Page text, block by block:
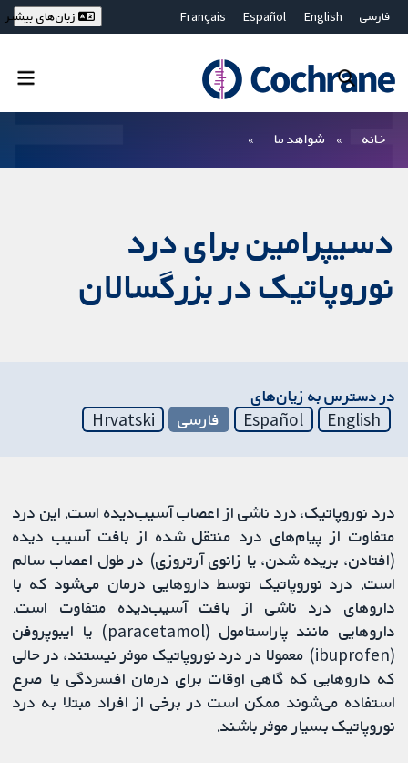
فارسی English
Español
Français
Bahasa Malaysia
ไทย
繁體中文
زبان‌های بیشتر
خانه شواهد ما
دسیپرامین برای درد
نوروپاتیک در بزرگسالان
در دسترس به زیان‌های
English
Español فارسی Hrvatski
درد نوروپاتیک، درد ناشی از اعصاب آسیب‌دیده است. این درد
متفاوت از پیام‌های درد منتقل شده از بافت آسیب دیده
(افتادن، بریده شدن، یا زانوی آرتروزی) در طول اعصاب سالم
است. درد نوروپاتیک توسط داروهایی درمان می‌شود که با
داروهای درد ناشی از بافت آسیب‌دیده متفاوت است.
داروهایی مانند پاراستامول (paracetamol) یا ایبوپروفن
(ibuprofen) معمولا در درد نوروپاتیک موثر نیستند، در حالی
که داروهایی که گاهی اوقات برای درمان افسردگی یا صرع
استفاده می‌شوند ممکن است در برخی از افراد مبتلا به درد
نوروپاتیک بسیار موثر باشند.